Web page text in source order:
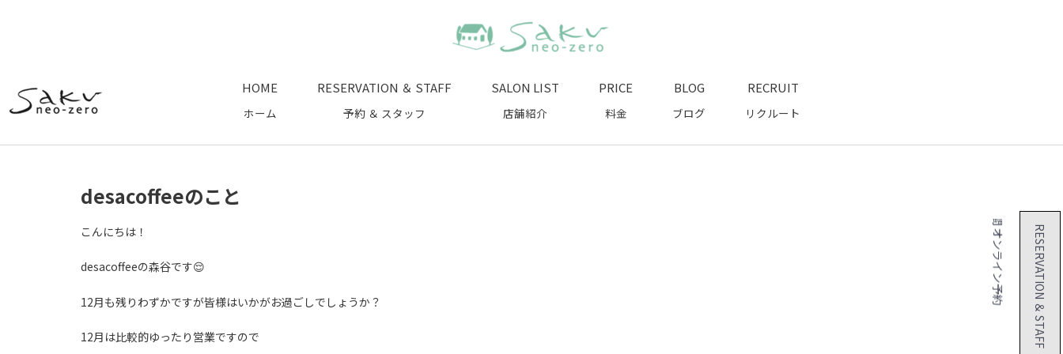
HOME
ホーム
RESERVATION ＆ STAFF
予約 ＆ スタッフ
SALON LIST
店舗紹介
PRICE
料金
BLOG
ブログ
RECRUIT
リクルート
desacoffeeのこと
こんにちは！
desacoffeeの森谷です😌
12月も残りわずかですが皆様はいかがお過ごしでしょうか？
12月は比較的ゆったり営業ですので RESERVATION ＆ STAFF
２４時間 オンライン予約